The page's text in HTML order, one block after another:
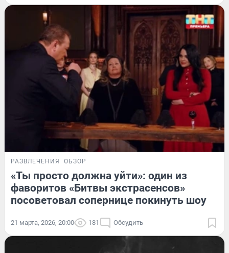
РАЗВЛЕЧЕНИЯ ОБЗОР
«Ты просто должна уйти»: один из
фаворитов «Битвы экстрасенсов»
посоветовал сопернице покинуть шоу
21 марта, 2026, 20:00 181 Обсудить